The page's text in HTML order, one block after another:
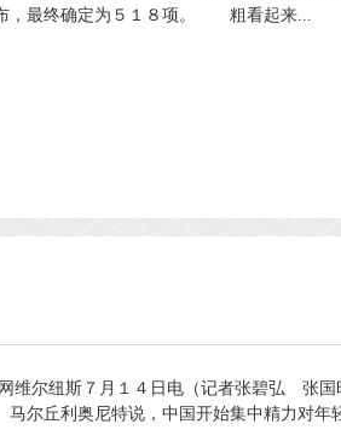
布，最终确定为５１８项。 粗看起来...
尔纽斯７月１４日电（记者张碧弘 张国
尔丘利奥尼特说，中国开始集中精力对年